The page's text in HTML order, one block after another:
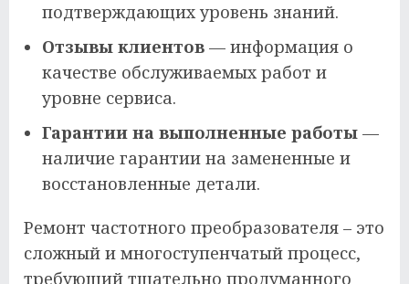
подтверждающих уровень знаний.
Отзывы клиентов — информация о
качестве обслуживаемых работ и
уровне сервиса.
Гарантии на выполненные работы —
наличие гарантии на замененные и
восстановленные детали.
Ремонт частотного преобразователя – это
сложный и многоступенчатый процесс,
требующий тщательно продуманного